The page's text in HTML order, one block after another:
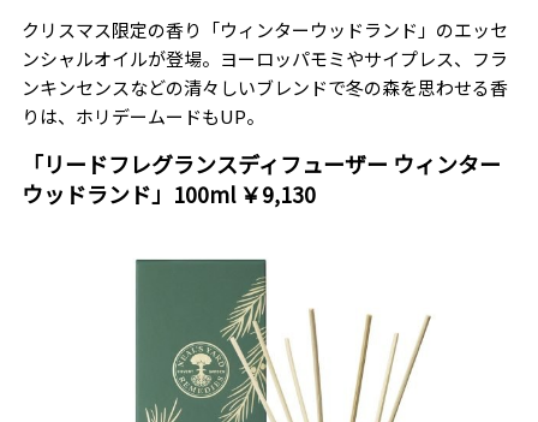
クリスマス限定の香り「ウィンターウッドランド」のエッセ
ンシャルオイルが登場。ヨーロッパモミやサイプレス、フラ
ンキンセンスなどの清々しいブレンドで冬の森を思わせる香
りは、ホリデームードもUP。
「リードフレグランスディフューザー ウィンター
ウッドランド」100ml ￥9,130